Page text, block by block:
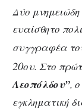
Δύο
ευαίσθητο
συγγραφέα
20ου. Στο
Λεοπόλδου”,
εγκληματική